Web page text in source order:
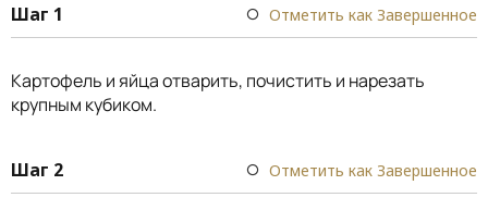
Шаг 1 Отметить как Завершенное
Картофель и яйца отварить, почистить и нарезать
крупным кубиком.
Шаг 2 Отметить как Завершенное